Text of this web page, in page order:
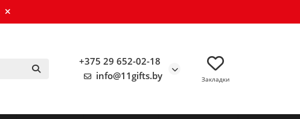
+375 29 652-02-18
info@11gifts.by
Закладки